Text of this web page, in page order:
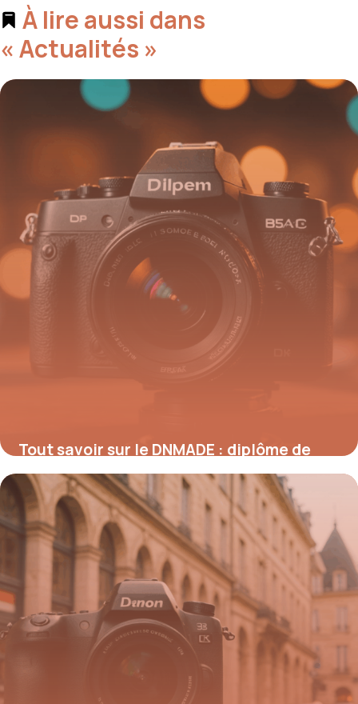
À lire aussi dans
« Actualités »
Tout savoir sur le DNMADE : diplôme de
niveau Bac+3 en art et design
6 octobre 2025